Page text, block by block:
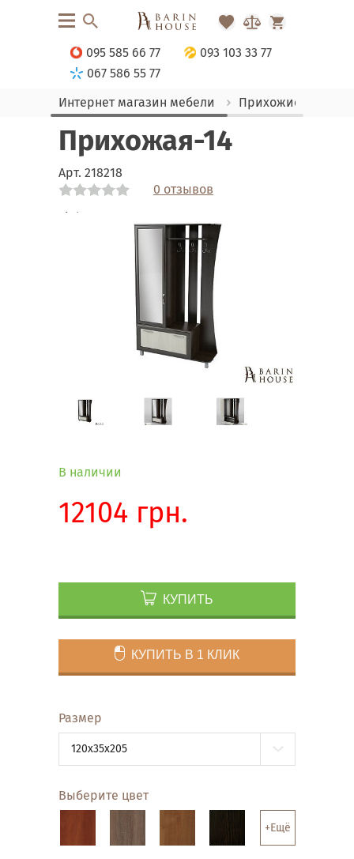
095 585 66 77
093 103 33 77
067 586 55 77
Интернет магазин мебели
Прихожие
Прихожая-14
Арт. 218218
0 отзывов
Link
Link
Link
В наличии
12104 грн.
КУПИТЬ
КУПИТЬ В 1 КЛИК
Размер
120x35x205
Выберите цвет
+Ещё